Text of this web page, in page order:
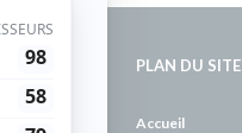
PLAN DU SITE
Accueil